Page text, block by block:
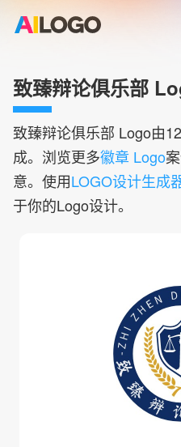
致臻辩论俱乐部
致臻辩论俱乐部 Logo由
成。浏览更多徽章 Logo
意。使用LOGO设计生成
于你的Logo设计。